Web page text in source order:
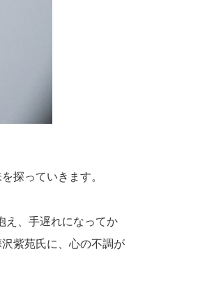
探っていきます。
え、手遅れになってか
紫苑氏に、心の不調が